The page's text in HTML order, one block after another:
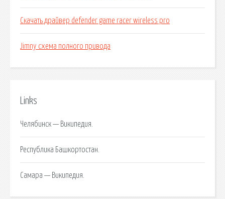
Скачать драйвер defender game racer wireless pro
Jimny схема полного привода
Links
Челябинск — Википедия.
Республика Башкортостан.
Самара — Википедия.